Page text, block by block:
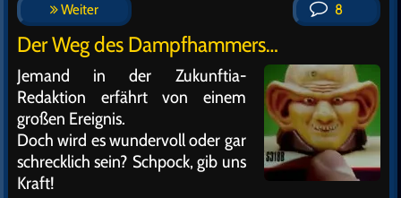
Weiter 8
Der Weg des Dampfhammers…
Jemand in der Zukunftia-
Redaktion erfährt von einem
großen Ereignis.
Doch wird es wundervoll oder gar
schrecklich sein? Schpock, gib uns
Kraft!